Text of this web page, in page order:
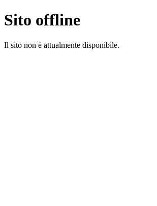
Sito offline
Il sito non è attualmente disponibile.